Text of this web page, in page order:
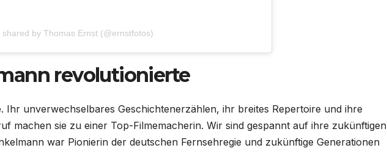
shared by Thomas Ernst (@ernstfotos)
revolutionierte
Ihr unverwechselbares Geschichtenerzählen, ihr breites Repertoire und ihre
machen sie zu einer Top-Filmemacherin. Wir sind gespannt auf ihre zukünftigen
war Pionierin der deutschen Fernsehregie und zukünftige Generationen